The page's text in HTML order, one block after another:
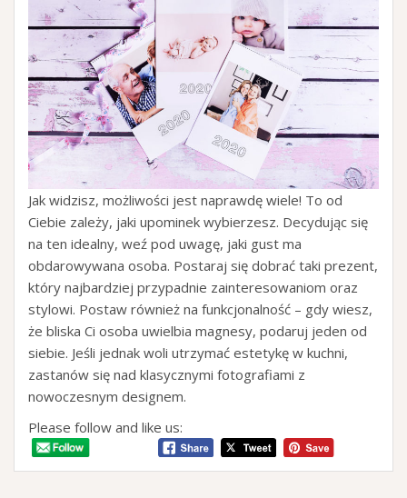
Jak widzisz, możliwości jest naprawdę wiele! To od
Ciebie zależy, jaki upominek wybierzesz. Decydując się
na ten idealny, weź pod uwagę, jaki gust ma
obdarowywana osoba. Postaraj się dobrać taki prezent,
który najbardziej przypadnie zainteresowaniom oraz
stylowi. Postaw również na funkcjonalność – gdy wiesz,
że bliska Ci osoba uwielbia magnesy, podaruj jeden od
siebie. Jeśli jednak woli utrzymać estetykę w kuchni,
zastanów się nad klasycznymi fotografiami z
nowoczesnym designem.
Please follow and like us: